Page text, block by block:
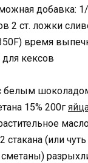
добавка:
2 ст. ложки
время
кексов
белым
15% 200г
стакана (или